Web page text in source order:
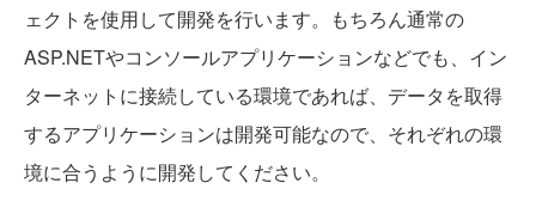
ェクトを使用して開発を行います。もちろん通常の
ASP.NETやコンソールアプリケーションなどでも、イン
ターネットに接続している環境であれば、データを取得
するアプリケーションは開発可能なので、それぞれの環
境に合うように開発してください。